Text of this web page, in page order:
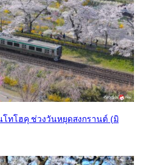
โทโฮคุ ช่วงวันหยุดสงกรานต์ (มิ